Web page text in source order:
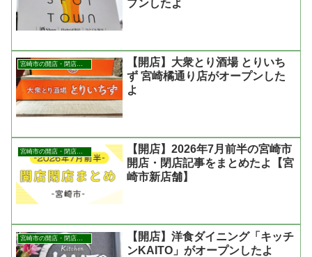
プンしたよ
宮崎市の開店・閉店まとめ
【開店】大衆とり酒場 とりいち
ず 宮崎橘通り店がオープンした
よ
【開店】2026年7月前半の宮崎市
開店・閉店記事をまとめたよ【宮
崎市新店舗】
【開店】洋食ダイニング「キッチ
ンKAITO」がオープンしたよ